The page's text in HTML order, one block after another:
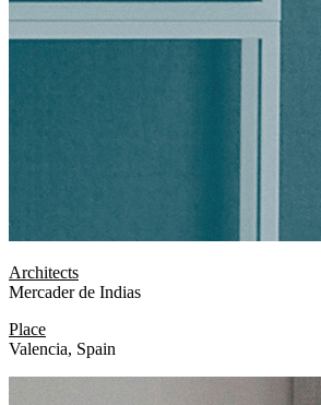
Architects
Mercader de Indias
Place
Valencia, Spain